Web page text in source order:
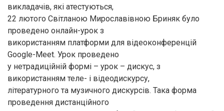
викладачів, які атестуються,
22 лютого Світланою Мирославівною Бриняк було
проведено онлайн-урок з
використанням платформи для відеоконференцій
Google-Meet. Урок проведено
у нетрадиційній формі – урок – дискус, з
використанням теле- і відеодискурсу,
літературного та музичного дискурсів. Така форма
проведення дистанційного